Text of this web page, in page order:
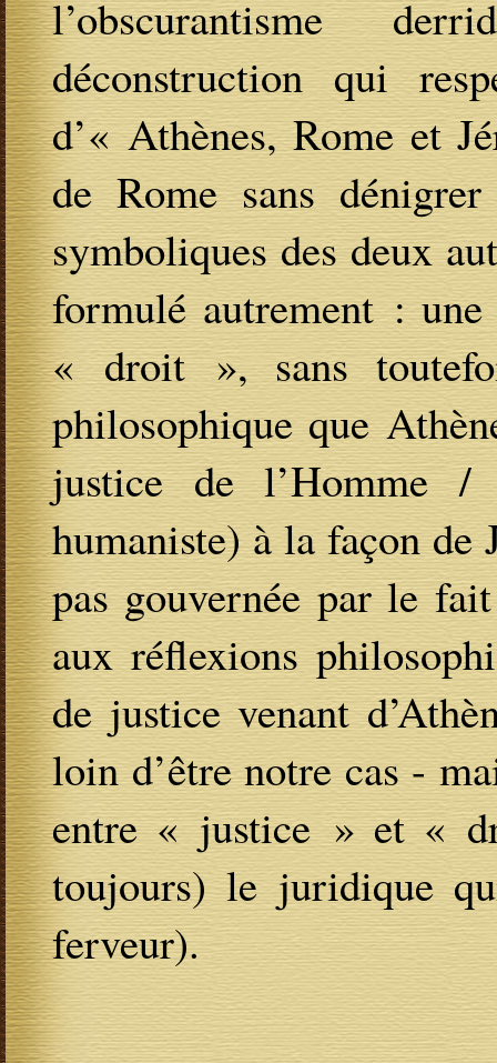
l’obscurantisme
déconstruction qui
d’« Athènes, Rome et
de Rome sans
symboliques des deux
formulé autrement :
« droit », sans
philosophique que
justice de l’Homme
humaniste) à la façon de
pas gouvernée par le
aux réflexions
de justice venant
loin d’être notre cas -
entre « justice » et «
toujours) le juridique
ferveur).